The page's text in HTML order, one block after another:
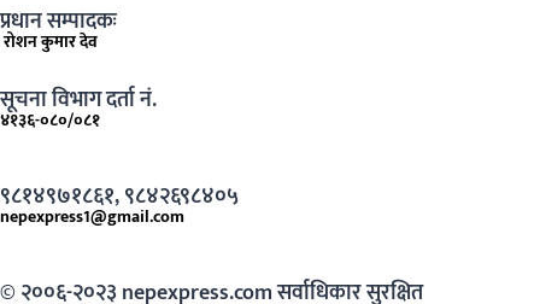
प्रधान सम्पादकः
रोशन कुमार देव
सूचना विभाग दर्ता नं.
४१३६-०८०/०८१
९८१४९७१८६१, ९८४२६९८४०५
nepexpress1@gmail.com
© २००६-२०२३ nepexpress.com सर्वाधिकार सुरक्षित